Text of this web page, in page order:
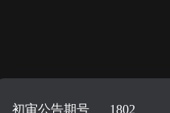
初审公告期号 1802